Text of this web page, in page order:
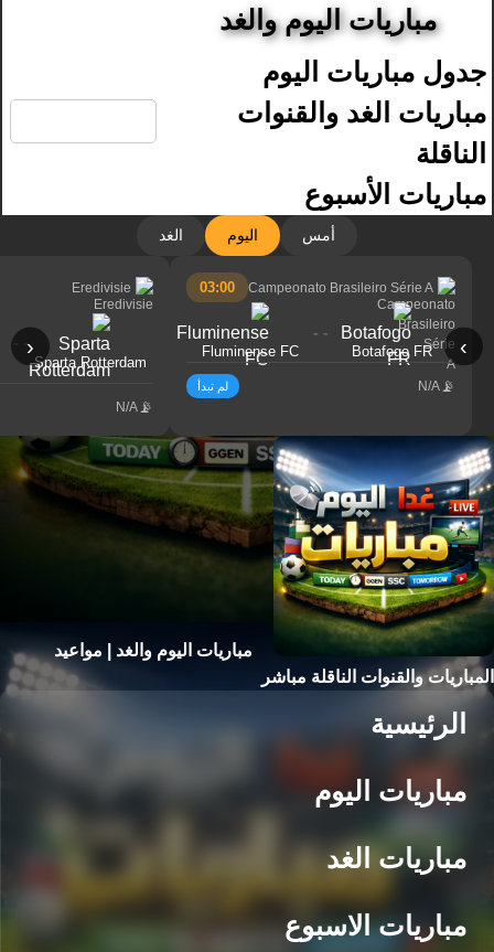
مباريات اليوم والغد
جدول مباريات اليوم
مباريات الغد والقنوات
الناقلة
مباريات الأسبوع
أمس اليوم الغد
‹ ›
Campeonato Brasileiro Série A
03:00
Botafogo FR
- -
Fluminense FC
N/A لم تبدأ
Eredivisie
Sparta Rotterdam
- -
N/A
مباريات اليوم والغد | مواعيد
المباريات والقنوات الناقلة مباشر
الرئيسية
مباريات اليوم
مباريات الغد
مباريات الاسبوع